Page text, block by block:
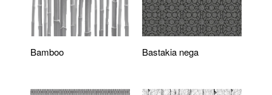
Bamboo Bastakia nega